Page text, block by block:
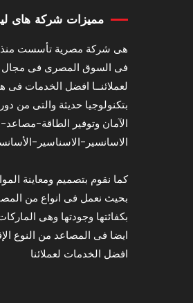
مميزات شركة هاى
فى السوق المصرى فى مجال
لعملائنــا افضل الخدمات فى
بتكنولوجيا حديثة والتى من
الآمان وتوفير الطاقة-
الاسانسير-الاسناسير-
كما نقوم بتصميم ومعاينة
بحيث نعمل فى انواع من
بكفائتها وجودتها وهى
ايضا فى المصاعد من النوع
افضل الخدمات لعملائنا